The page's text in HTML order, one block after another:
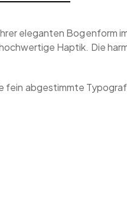
eleganten Bogenform
Haptik. Die
fein abgestimmte